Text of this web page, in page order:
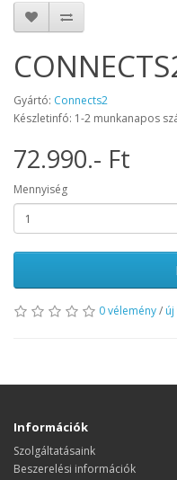
Gyártó: Connects2
Készletinfó: 1-2 munkanapos
72.990.- Ft
Mennyiség
0 vélemény/
Információk
Szolgáltatásaink
Beszerelési információk